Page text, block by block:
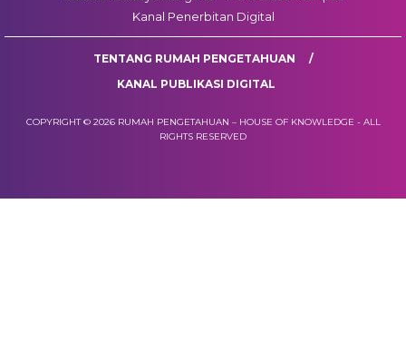
Kanal Penerbitan Digital
TENTANG RUMAH PENGETAHUAN
KANAL PUBLIKASI DIGITAL
COPYRIGHT © 2026 RUMAH PENGETAHUAN – HOUSE OF KNOWLEDGE - ALL
RIGHTS RESERVED